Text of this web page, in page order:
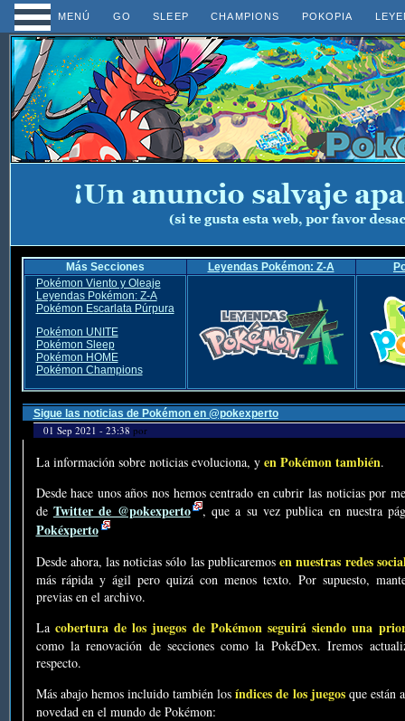
MENÚ GO SLEEP CHAMPIONS POKOPIA
Más Secciones Leyendas Pokémon: Z-A
Pokémon Viento y Oleaje
Leyendas Pokémon: Z-A
Pokémon Escarlata Púrpura
Pokémon UNITE
Pokémon Sleep
Pokémon HOME
Pokémon Champions
Sigue las noticias de Pokémon en @pokexperto
01 Sep 2021 - 23:38 por
La información sobre noticias evoluciona, y en Pokémon también.
Desde hace unos años nos hemos centrado en cubrir las noticias por
de Twitter de @pokexperto , que a su vez publica en nuestra
Pokéxperto
Desde ahora, las noticias sólo las publicaremosen nuestras redes
más rápida y ágil pero quizá con menos texto. Por supuesto,
previas en el archivo.
La cobertura de los juegos de Pokémon seguirá siendo una
como la renovación de secciones como la PokéDex. Iremos
respecto.
Más abajo hemos incluido también losíndices de los juegosque están
novedad en el mundo de Pokémon: